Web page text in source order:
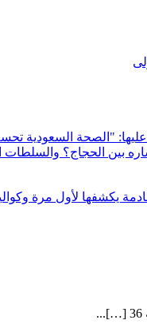
بين الحجاج؟
يكشفها لأول مرة